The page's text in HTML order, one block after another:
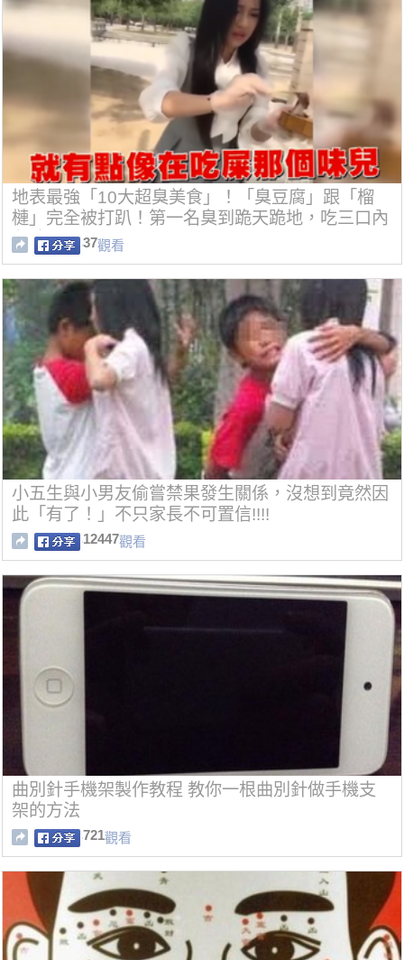
地表最強「10大超臭美食」！「臭豆腐」跟「榴
槤」完全被打趴！第一名臭到跪天跪地，吃三口內
必吐！
37觀看
小五生與小男友偷嘗禁果發生關係，沒想到竟然因
此「有了！」不只家長不可置信!!!!
12447觀看
曲別針手機架製作教程 教你一根曲別針做手機支
架的方法
721觀看